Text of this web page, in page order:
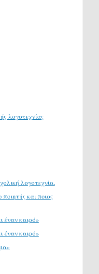
λογοτεχνίας
λογοτεχνία.
ποιητής και ποιος
έναν καιρό»
έναν καιρό»